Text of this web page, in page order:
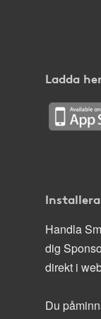
Ladda
Handla
dig
direkt i
Du